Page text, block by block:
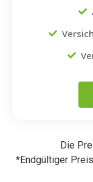
Die
*Endgültiger